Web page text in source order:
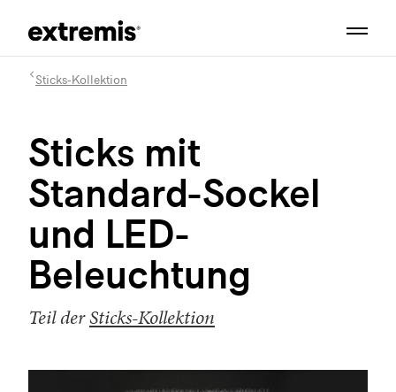
Sticks-Kollektion
Sticks mit
Standard-Sockel
und LED-
Beleuchtung
Teil derSticks-Kollektion